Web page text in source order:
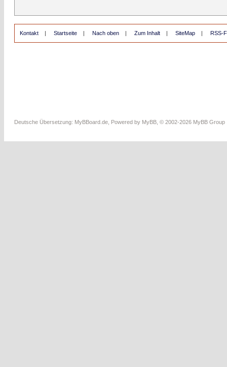
Kontakt | Startseite | Nach oben | Zum Inhalt | SiteMap | RSS-
Deutsche Übersetzung: MyBBoard.de , Powered by MyBB , © 2002-2026 MyBB Group